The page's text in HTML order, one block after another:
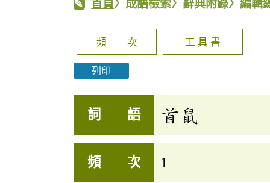
首頁〉成語檢索〉辭典附錄〉編輯
頻 次 工 具 書
列印
詞 語 首鼠
頻 次 1